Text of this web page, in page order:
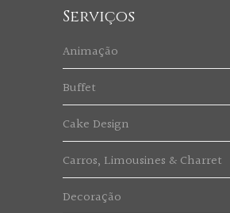
Serviços
Animação
Buffet
Cake Design
Carros, Limousines & Charret
Decoração